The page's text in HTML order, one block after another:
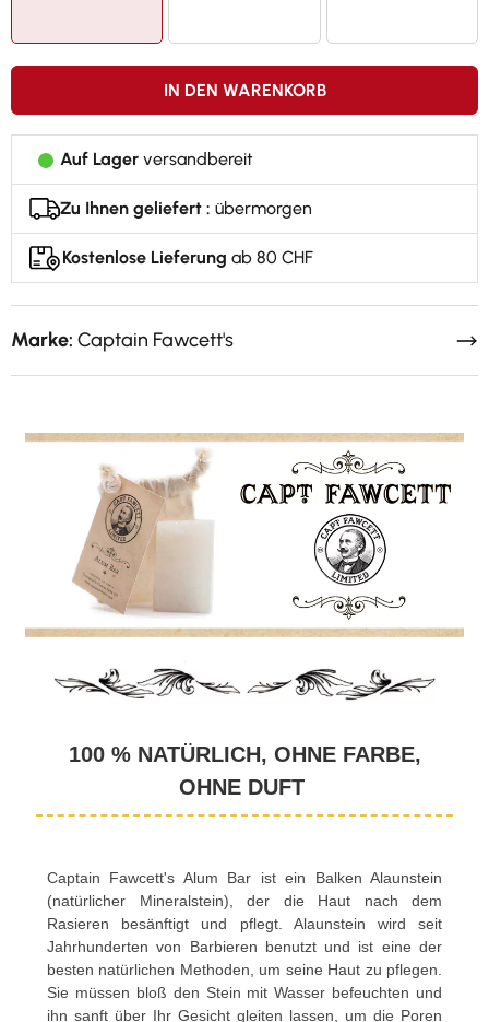
IN DEN WARENKORB
Auf Lager versandbereit
Zu Ihnen geliefert : übermorgen
Kostenlose Lieferung ab 80 CHF
Marke: Captain Fawcett's
100 % NATÜRLICH, OHNE FARBE,
OHNE DUFT
Captain Fawcett's Alum Bar ist ein Balken Alaunstein
(natürlicher Mineralstein), der die Haut nach dem
Rasieren besänftigt und pflegt. Alaunstein wird seit
Jahrhunderten von Barbieren benutzt und ist eine der
besten natürlichen Methoden, um seine Haut zu pflegen.
Sie müssen bloß den Stein mit Wasser befeuchten und
ihn sanft über Ihr Gesicht gleiten lassen, um die Poren